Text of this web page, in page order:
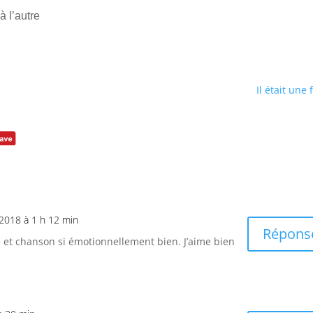
l’autre
Il était une
à 1 h 12 min
chanson si émotionnellement bien. J’aime bien